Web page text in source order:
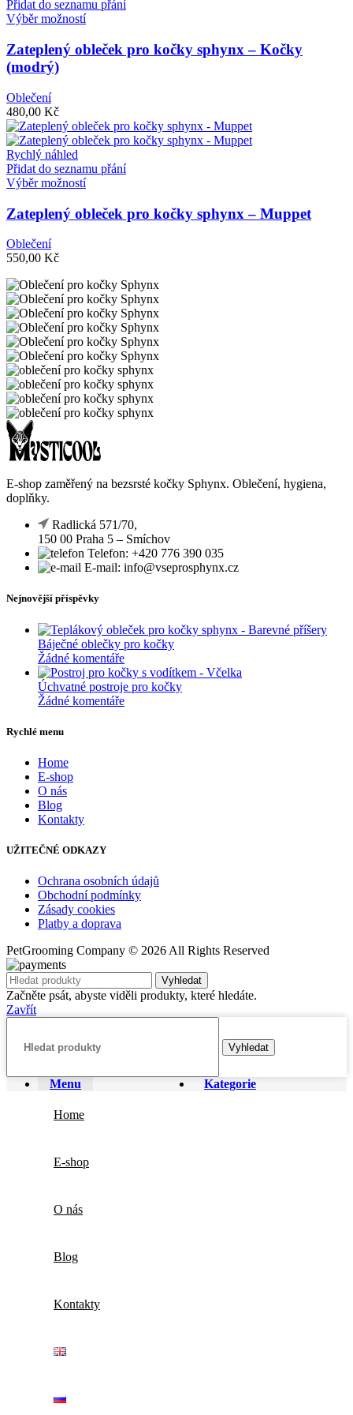
produktu
Přidat do seznamu přání
Výběr možnostíTento
má
více
vybrat
na
stránce
produktu
Zateplený obleček pro kočky sphynx – Kočky
(modrý)
Oblečení
480,00 Kč
Rychlý náhled
Přidat do seznamu přání
Výběr možnostíTento
má
více
vybrat
na
stránce
produktu
Zateplený obleček pro kočky sphynx – Muppet
Oblečení
550,00 Kč
E-shop zaměřený na bezsrsté kočky Sphynx. Oblečení, hygiena,
doplňky.
Radlická 571/70,
150 00 Praha 5 – Smíchov
Telefon: +420 776 390 035
E-mail: info@vseprosphynx.cz
Nejnovější příspěvky
Báječné oblečky pro kočky
Žádné komentáře
Úchvatné postroje pro kočky
Žádné komentáře
Rychlé menu
Home
E-shop
O nás
Blog
Kontakty
UŽITEČNÉ ODKAZY
Ochrana osobních údajů
Obchodní podmínky
Zásady cookies
Platby a doprava
PetGrooming Company © 2026 All Rights Reserved
Vyhledat
Začněte psát, abyste viděli produkty, které hledáte.
Zavřít
Vyhledat
Menu Kategorie
Home
E-shop
O nás
Blog
Kontakty